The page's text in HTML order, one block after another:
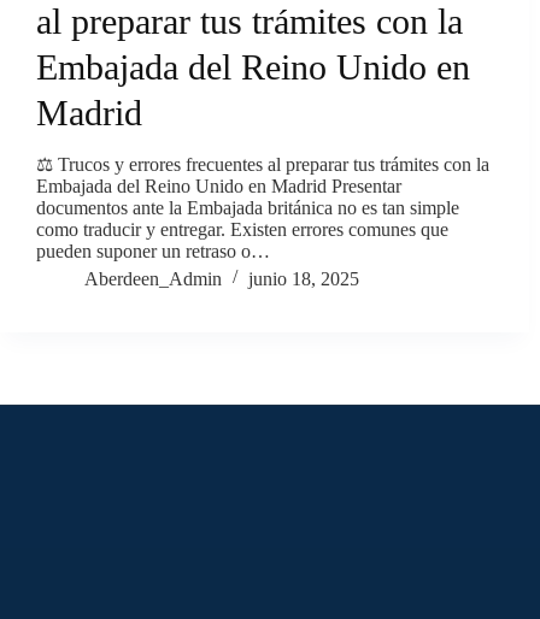
al preparar tus trámites con la
Embajada del Reino Unido en
Madrid
⚖️ Trucos y errores frecuentes al preparar tus trámites con la
Embajada del Reino Unido en Madrid Presentar
documentos ante la Embajada británica no es tan simple
como traducir y entregar. Existen errores comunes que
pueden suponer un retraso o…
Aberdeen_Admin
junio 18, 2025